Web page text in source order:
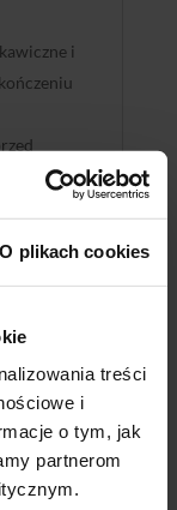
O plikach cookies
treści
i
o tym, jak
partnerom
i
podczas